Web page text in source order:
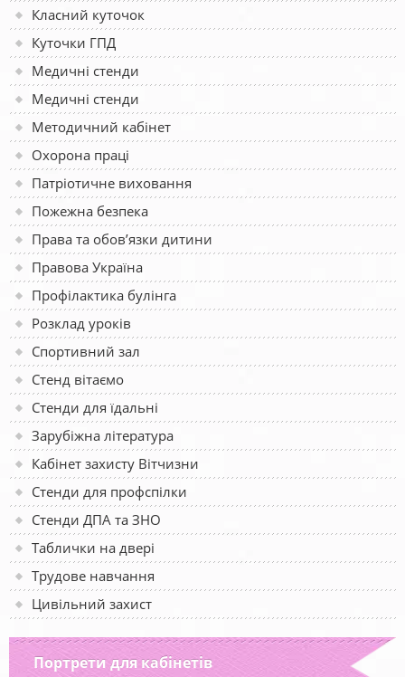
Класний куточок
Куточки ГПД
Медичні стенди
Медичні стенди
Методичний кабінет
Охорона праці
Патріотичне виховання
Пожежна безпека
Права та обов’язки дитини
Правова Україна
Профілактика булінга
Розклад уроків
Спортивний зал
Стенд вітаємо
Стенди для їдальні
Зарубіжна література
Кабінет захисту Вітчизни
Стенди для профспілки
Стенди ДПА та ЗНО
Таблички на двері
Трудове навчання
Цивільний захист
Портрети для кабінетів